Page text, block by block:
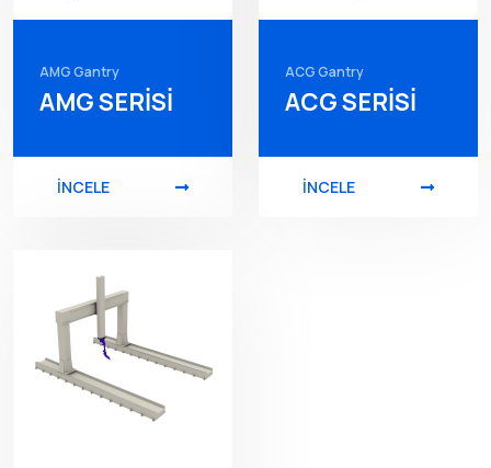
AMG Gantry
AMG SERİSİ
İNCELE
ACG Gantry
ACG SERİSİ
İNCELE